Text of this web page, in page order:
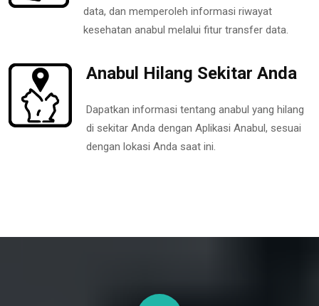
data, dan memperoleh informasi riwayat
kesehatan anabul melalui fitur transfer data.
Anabul Hilang Sekitar Anda
Dapatkan informasi tentang anabul yang hilang
di sekitar Anda dengan Aplikasi Anabul, sesuai
dengan lokasi Anda saat ini.